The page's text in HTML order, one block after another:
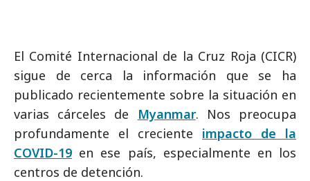
El Comité Internacional de la Cruz Roja (CICR)
sigue de cerca la información que se ha
publicado recientemente sobre la situación en
varias cárceles de Myanmar. Nos preocupa
profundamente el creciente impacto de la
COVID-19 en ese país, especialmente en los
centros de detención.